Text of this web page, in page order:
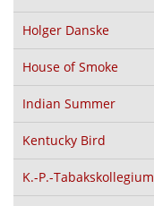
Holger Danske
House of Smoke
Indian Summer
Kentucky Bird
K.-P.-Tabakskollegium